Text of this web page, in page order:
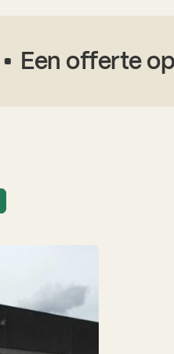
Een offerte op